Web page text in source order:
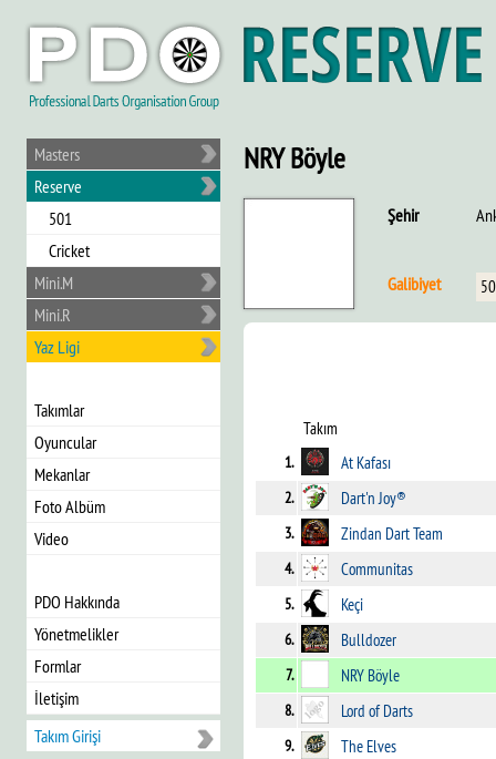
Masters
Reserve
501
Cricket
Mini.M
Mini.R
Yaz Ligi
Takımlar
Oyuncular
Mekanlar
Foto Albüm
Video
PDO Hakkında
Yönetmelikler
Formlar
İletişim
Takım Girişi
NRY Böyle
Şehir
Galibiyet
Takım
1. At Kafası
2. Dart'n Joy®
3. Zindan Dart Team
4. Communitas
5. Keçi
6. Bulldozer
7. NRY Böyle
8. Lord of Darts
9. The Elves